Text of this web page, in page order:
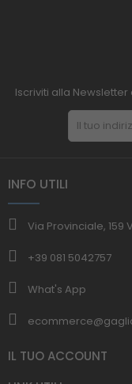
Iscriviti alla
INFO UTILI
Via Provinciale, 159
+39 081 5042757
What's App
IL TUO ACCOUNT